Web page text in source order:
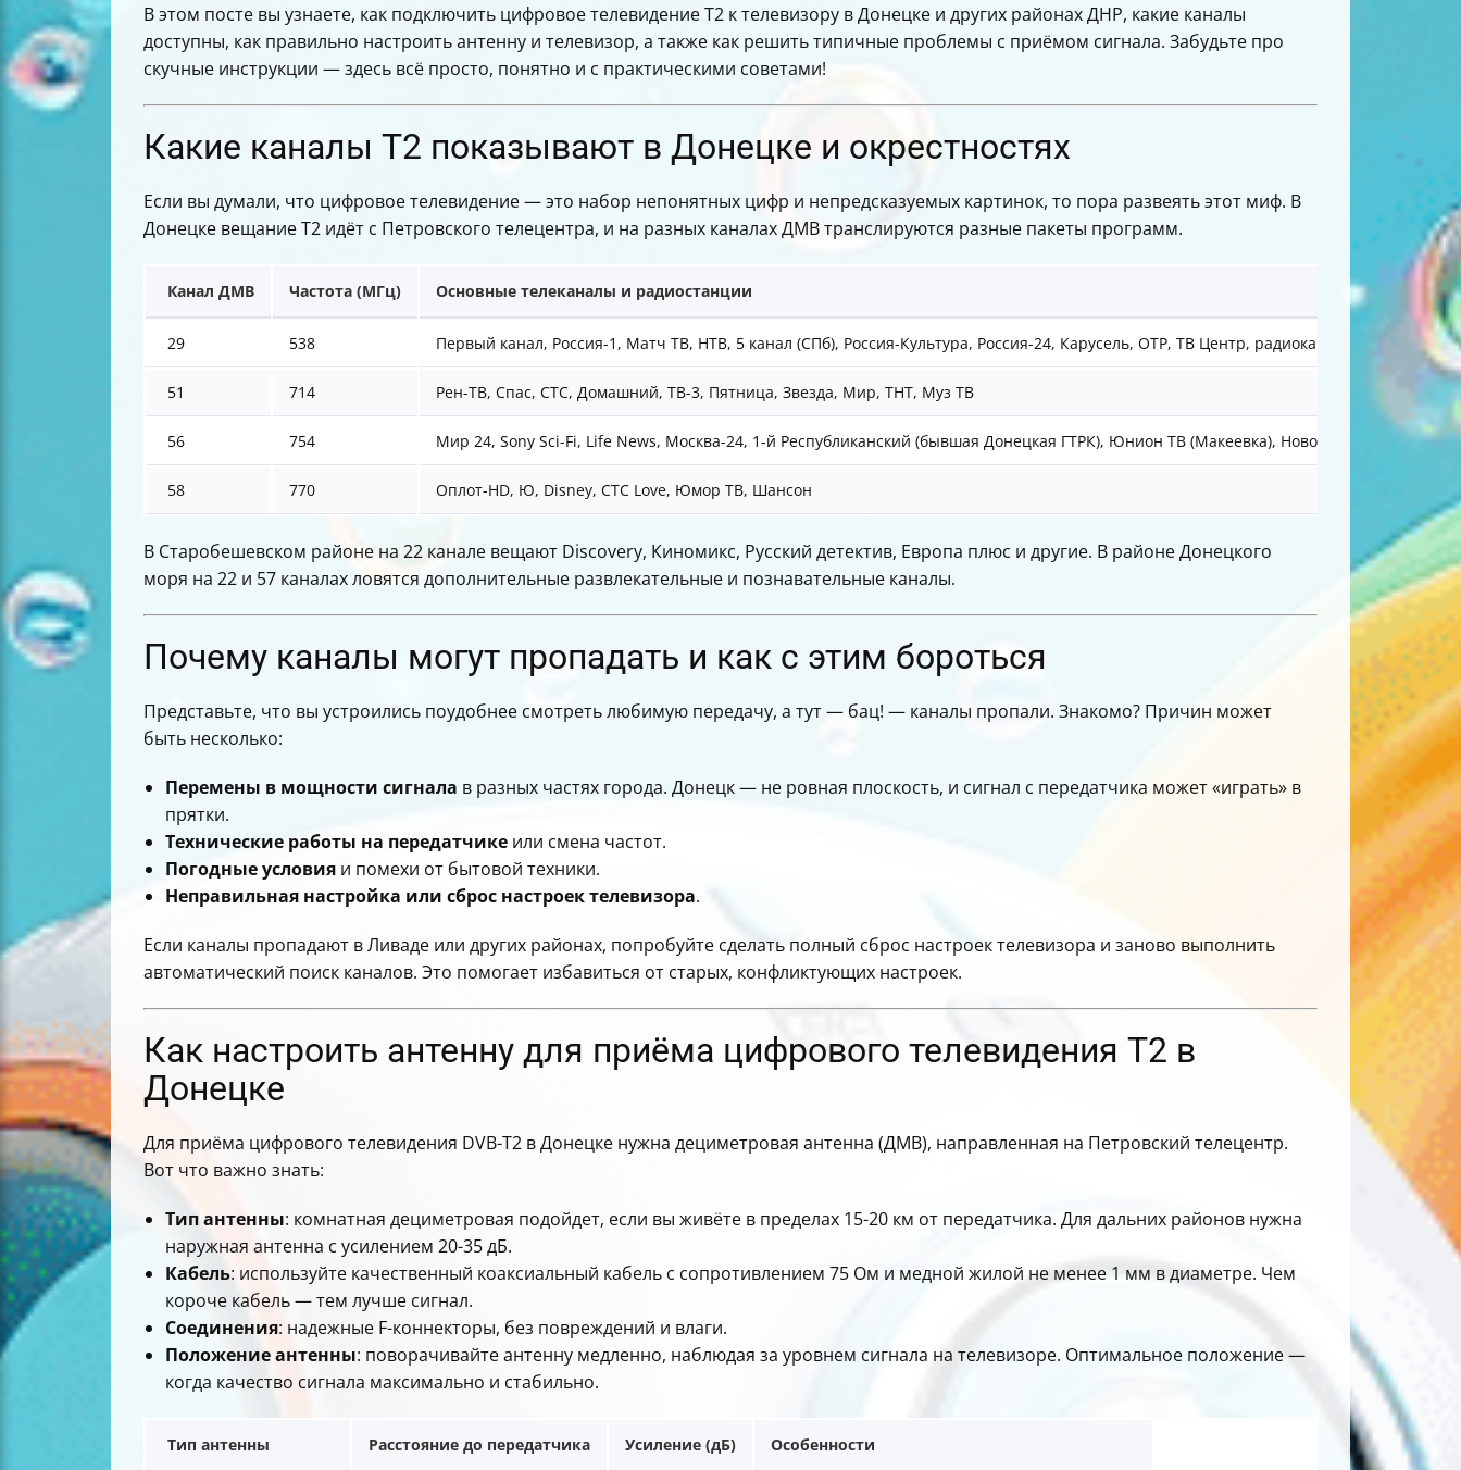
В этом посте вы узнаете, как подключить цифровое телевидение Т2 к телевизору в Донецке и других районах ДНР, какие каналы
доступны, как правильно настроить антенну и телевизор, а также как решить типичные проблемы с приёмом сигнала. Забудьте про
скучные инструкции — здесь всё просто, понятно и с практическими советами!
Какие каналы Т2 показывают в Донецке и окрестностях
Если вы думали, что цифровое телевидение — это набор непонятных цифр и непредсказуемых картинок, то пора развеять этот миф. В
Донецке вещание Т2 идёт с Петровского телецентра, и на разных каналах ДМВ транслируются разные пакеты программ.
Канал ДМВ Частота (МГц) Основные телеканалы и радиостанции
29 538 Первый канал, Россия-1, Матч ТВ, НТВ, 5 канал (СПб), Россия-Культура, Россия-24, Карусель, ОТР, ТВ Центр, радиоканалы: Вести ФМ,
51 714 Рен-ТВ, Спас, СТС, Домашний, ТВ-3, Пятница, Звезда, Мир, ТНТ, Муз ТВ
56 754 Мир 24, Sony Sci-Fi, Life News, Москва-24, 1-й Республиканский (бывшая Донецкая ГТРК), Юнион ТВ (Макеевка), Новороссия ТВ, Оплот-
58 770 Оплот-HD, Ю, Disney, СТС Love, Юмор ТВ, Шансон
В Старобешевском районе на 22 канале вещают Discovery, Киномикс, Русский детектив, Европа плюс и другие. В районе Донецкого
моря на 22 и 57 каналах ловятся дополнительные развлекательные и познавательные каналы.
Почему каналы могут пропадать и как с этим бороться
Представьте, что вы устроились поудобнее смотреть любимую передачу, а тут — бац! — каналы пропали. Знакомо? Причин может
быть несколько:
Перемены в мощности сигнала в разных частях города. Донецк — не ровная плоскость, и сигнал с передатчика может «играть» в
прятки.
Технические работы на передатчике или смена частот.
Погодные условия и помехи от бытовой техники.
Неправильная настройка или сброс настроек телевизора.
Если каналы пропадают в Ливаде или других районах, попробуйте сделать полный сброс настроек телевизора и заново выполнить
автоматический поиск каналов. Это помогает избавиться от старых, конфликтующих настроек.
Как настроить антенну для приёма цифрового телевидения Т2 в
Донецке
Для приёма цифрового телевидения DVB-T2 в Донецке нужна дециметровая антенна (ДМВ), направленная на Петровский телецентр.
Вот что важно знать:
Тип антенны: комнатная дециметровая подойдет, если вы живёте в пределах 15-20 км от передатчика. Для дальних районов нужна
наружная антенна с усилением 20-35 дБ.
Кабель: используйте качественный коаксиальный кабель с сопротивлением 75 Ом и медной жилой не менее 1 мм в диаметре. Чем
короче кабель — тем лучше сигнал.
Соединения: надежные F-коннекторы, без повреждений и влаги.
Положение антенны: поворачивайте антенну медленно, наблюдая за уровнем сигнала на телевизоре. Оптимальное положение —
когда качество сигнала максимально и стабильно.
Тип антенны Расстояние до передатчика Усиление (дБ) Особенности